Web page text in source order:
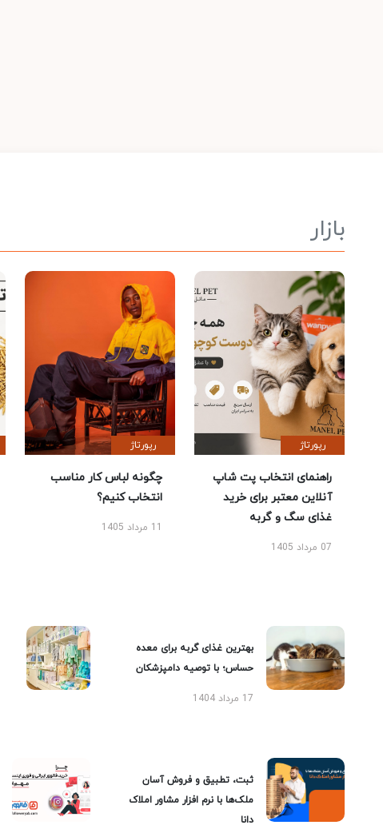
بازار
رپورتاژ
راهنمای انتخاب پت شاپ
آنلاین معتبر برای خرید
غذای سگ و گربه
07 مرداد 1405
رپورتاژ
چگونه لباس کار مناسب
انتخاب کنیم؟
11 مرداد 1405
بهترین غذای گربه برای معده
حساس؛ با توصیه دامپزشکان
17 مرداد 1404
ثبت، تطبیق و فروش آسان
ملک‌ها با نرم افزار مشاور املاک
دانا